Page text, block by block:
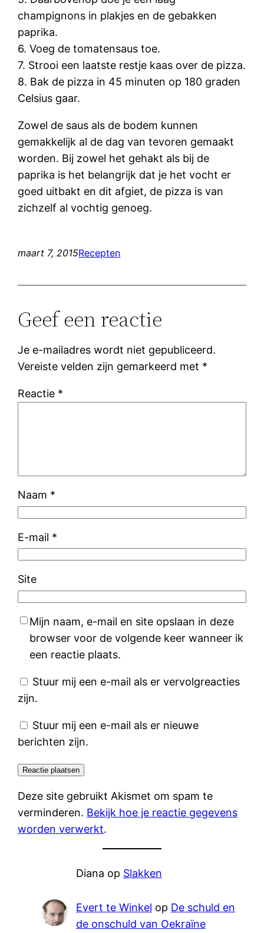
champignons in plakjes en de gebakken
paprika.
6. Voeg de tomatensaus toe.
7. Strooi een laatste restje kaas over de pizza.
8. Bak de pizza in 45 minuten op 180 graden
Celsius gaar.
Zowel de saus als de bodem kunnen
gemakkelijk al de dag van tevoren gemaakt
worden. Bij zowel het gehakt als bij de
paprika is het belangrijk dat je het vocht er
goed uitbakt en dit afgiet, de pizza is van
zichzelf al vochtig genoeg.
maart 7, 2015Recepten
Geef een reactie
Je e-mailadres wordt niet gepubliceerd.
Vereiste velden zijn gemarkeerd met *
Reactie *
Naam *
E-mail *
Site
Mijn naam, e-mail en site opslaan in deze
browser voor de volgende keer wanneer ik
een reactie plaats.
Stuur mij een e-mail als er vervolgreacties
zijn.
Stuur mij een e-mail als er nieuwe
berichten zijn.
Deze site gebruikt Akismet om spam te
verminderen. Bekijk hoe je reactie gegevens
worden verwerkt.
Diana op Slakken
Evert te Winkel op De schuld en
de onschuld van Oekraïne